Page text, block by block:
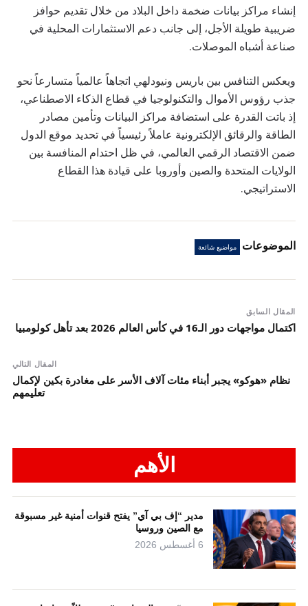
إنشاء مراكز بيانات ضخمة داخل البلاد من خلال تقديم حوافز
ضريبية طويلة الأجل، إلى جانب دعم الاستثمارات المحلية في
صناعة أشباه الموصلات.
ويعكس التنافس بين باريس ونيودلهي اتجاهاً عالمياً متسارعاً نحو
جذب رؤوس الأموال والتكنولوجيا في قطاع الذكاء الاصطناعي،
إذ باتت القدرة على استضافة مراكز البيانات وتأمين مصادر
الطاقة والرقائق الإلكترونية عاملاً رئيسياً في تحديد موقع الدول
ضمن الاقتصاد الرقمي العالمي، في ظل احتدام المنافسة بين
الولايات المتحدة والصين وأوروبا على قيادة هذا القطاع
الاستراتيجي.
الموضوعات مواضيع شائعة
المقال السابق
اكتمال مواجهات دور الـ16 في كأس العالم 2026 بعد تأهل كولومبيا
المقال التالي
نظام «هوكو» يجبر أبناء مئات آلاف الأسر على مغادرة بكين لإكمال
تعليمهم
الأهم
مدير “إف بي آي” يفتح قنوات أمنية غير مسبوقة
مع الصين وروسيا
6 أغسطس 2026